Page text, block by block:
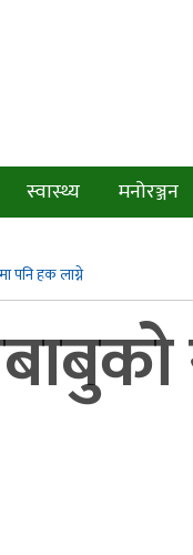
स्वास्थ्य मनोरञ्जन
पनि हक लाग्ने